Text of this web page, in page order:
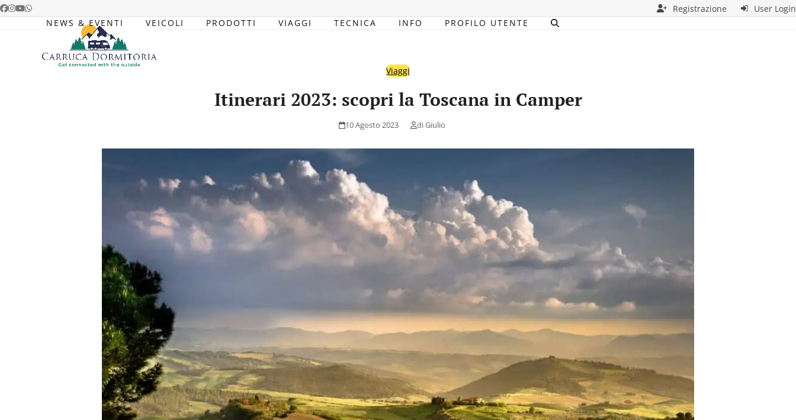
Skip
Facebook
Instagram
YouTube
Whatsapp Registrazione
User Login
NEWS & EVENTI
VEICOLI PRODOTTI VIAGGI TECNICA INFO PROFILO UTENTE
Viaggi
Itinerari 2023: scopri la Toscana in Camper
10 Agosto 2023 diGiulio